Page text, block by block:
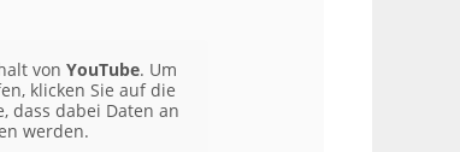
von YouTube. Um
klicken Sie auf die
dass dabei Daten an
werden.